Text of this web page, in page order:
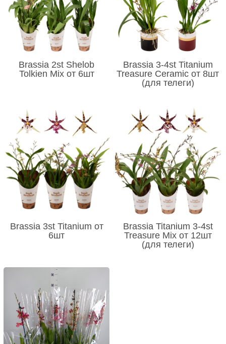
Brassia 2st Shelob
Tolkien Mix от 6шт
Brassia 3-4st Titanium
Treasure Ceramic от 8шт
(для телеги)
Brassia 3st Titanium от
6шт
Brassia Titanium 3-4st
Treasure Mix от 12шт
(для телеги)